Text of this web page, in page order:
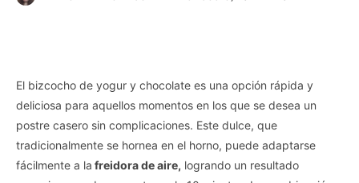
El bizcocho de yogur y chocolate es una opción rápida y
deliciosa para aquellos momentos en los que se desea un
postre casero sin complicaciones. Este dulce, que
tradicionalmente se hornea en el horno, puede adaptarse
fácilmente a la freidora de aire, logrando un resultado